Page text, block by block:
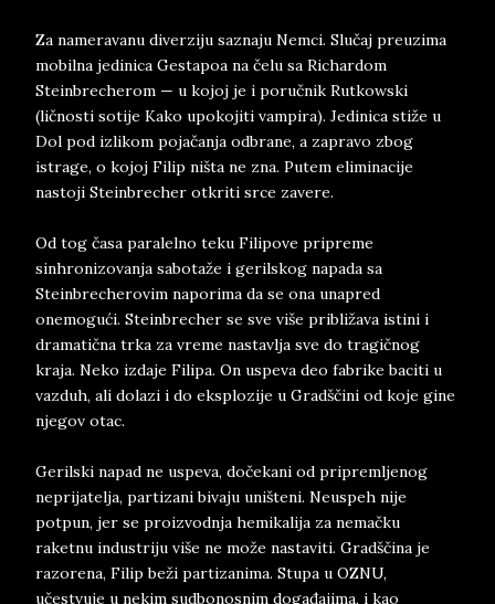
Za nameravanu diverziju saznaju Nemci. Slučaj preuzima
mobilna jedinica Gestapoa na čelu sa Richardom
Steinbrecherom — u kojoj je i poručnik Rutkowski
(ličnosti sotije Kako upokojiti vampira). Jedinica stiže u
Dol pod izlikom pojačanja odbrane, a zapravo zbog
istrage, o kojoj Filip ništa ne zna. Putem eliminacije
nastoji Steinbrecher otkriti srce zavere.
Od tog časa paralelno teku Filipove pripreme
sinhronizovanja sabotaže i gerilskog napada sa
Steinbrecherovim naporima da se ona unapred
onemogući. Steinbrecher se sve više približava istini i
dramatična trka za vreme nastavlja sve do tragičnog
kraja. Neko izdaje Filipa. On uspeva deo fabrike baciti u
vazduh, ali dolazi i do eksplozije u Gradščini od koje gine
njegov otac.
Gerilski napad ne uspeva, dočekani od pripremljenog
neprijatelja, partizani bivaju uništeni. Neuspeh nije
potpun, jer se proizvodnja hemikalija za nemačku
raketnu industriju više ne može nastaviti. Gradščina je
razorena, Filip beži partizanima. Stupa u OZNU,
učestvuje u nekim sudbonosnim događajima, i kao